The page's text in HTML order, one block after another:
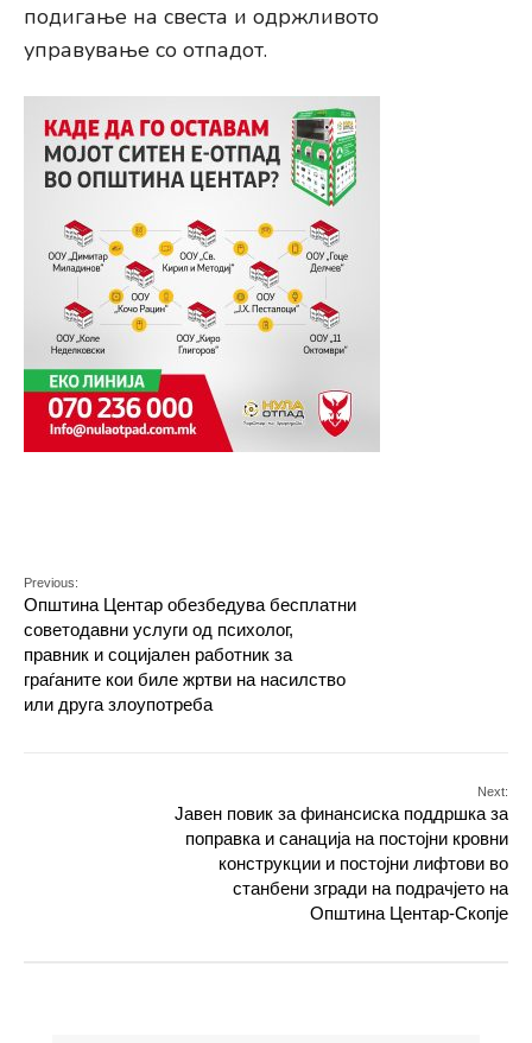
подигање на свеста и одржливото
управување со отпадот.
Previous:
Општина Центар обезбедува бесплатни
советодавни услуги од психолог,
правник и социјален работник за
граѓаните кои биле жртви на насилство
или друга злоупотреба
Next:
Јавен повик за финансиска поддршка за
поправка и санација на постојни кровни
конструкции и постојни лифтови во
станбени згради на подрачјето на
Општина Центар-Скопје